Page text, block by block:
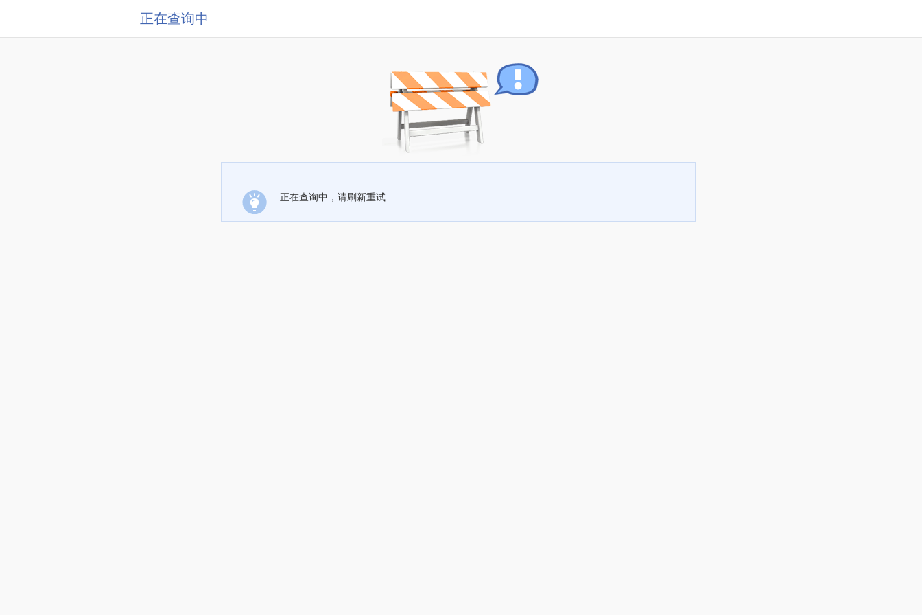
正在查询中
正在查询中，请刷新重试